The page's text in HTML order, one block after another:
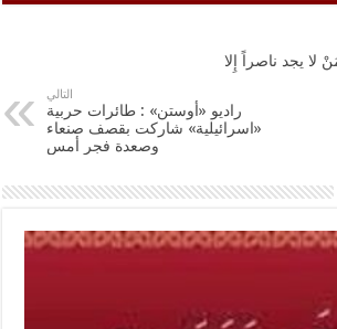
لا يجد ناصراً إِلا
التالي
راديو «أوستن» : طائرات حربية
«اسرائيلية» شاركت بقصف صنعاء
وصعدة فجر أمس